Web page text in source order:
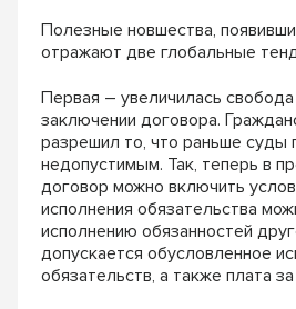
Полезные новшества,
отражают две глобальные
Первая – увеличилась
заключении договора.
разрешил то, что раньше суды
недопустимым. Так, теперь в
договор можно включить
исполнения обязательства
исполнению обязанностей
допускается обусловленное
обязательств, а также плата